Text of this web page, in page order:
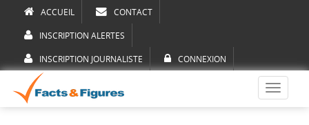
ACCUEIL CONTACT
INSCRIPTION ALERTES
INSCRIPTION JOURNALISTE CONNEXION
Toggle